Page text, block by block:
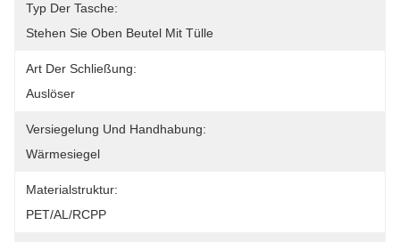
Typ Der Tasche:
Stehen Sie Oben Beutel Mit Tülle
Art Der Schließung:
Auslöser
Versiegelung Und Handhabung:
Wärmesiegel
Materialstruktur:
PET/AL/RCPP